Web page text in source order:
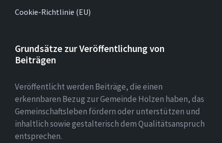
Cookie-Richtlinie (EU)
Grundsätze zur Veröffentlichung von
Beiträgen
Veröffentlicht werden Beiträge, die einen
erkennbaren Bezug zur Gemeinde Holzen haben, das
Gemeinschaftsleben fördern oder unterstützen und
inhaltlich sowie gestalterisch dem Qualitätsanspruch
entsprechen.